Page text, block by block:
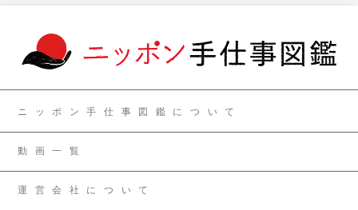
ニッポン手仕事図鑑について
動画一覧
運営会社について